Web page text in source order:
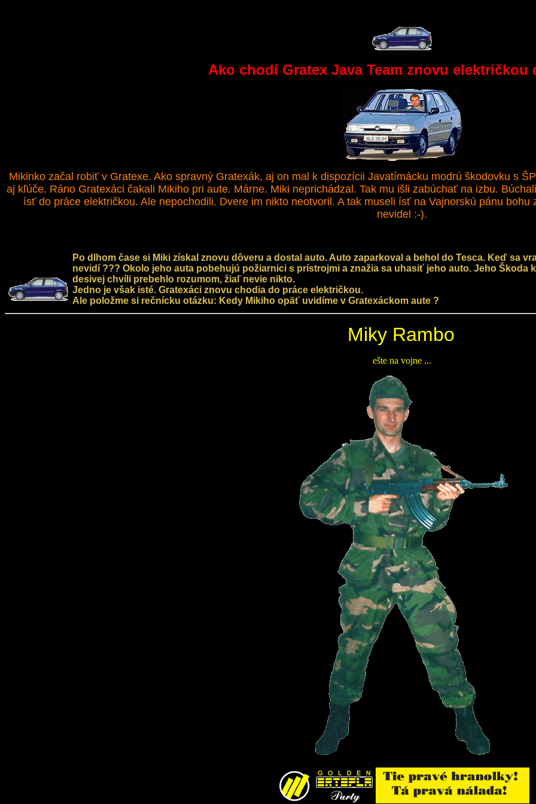
Ako chodí Gratex Java Team znovu električkou
Mikinko začal robiť v Gratexe. Ako spravný Gratexák, aj on mal k dispozícii Javatímácku modrú škodovku s
aj kľúče. Ráno Gratexáci čakali Mikiho pri aute. Márne. Miki neprichádzal. Tak mu išli zabúchať na izbu.
ísť do práce električkou. Ale nepochodili. Dvere im nikto neotvoril. A tak museli ísť na Vajnorskú pánu
nevidel :-).
Po dlhom čase si Miki získal znovu dôveru a dostal auto. Auto zaparkoval a behol do Tesca. Keď sa
nevidí ??? Okolo jeho auta pobehujú požiarnici s prístrojmi a znažia sa uhasiť jeho auto. Jeho
desivej chvíli prebehlo rozumom, žiaľ nevie nikto.
Jedno je však isté. Gratexáci znovu chodia do práce električkou.
Ale položme si rečnícku otázku: Kedy Mikiho opäť uvidíme v Gratexáckom aute ?
Miky Rambo
ešte na vojne ...